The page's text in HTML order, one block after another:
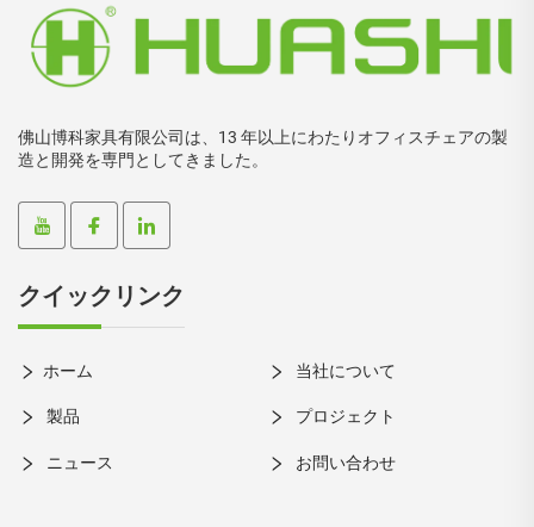
佛山博科家具有限公司は、13 年以上にわたりオフィスチェアの製
造と開発を専門としてきました。
クイックリンク
ホーム 当社について
製品 プロジェクト
ニュース お問い合わせ